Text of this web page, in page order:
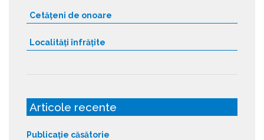
Cetățeni de onoare
Localități înfrățite
Articole recente
Publicație căsătorie